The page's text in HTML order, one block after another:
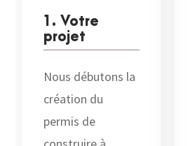
1. Votre
projet
Nous débutons la
création du
permis de